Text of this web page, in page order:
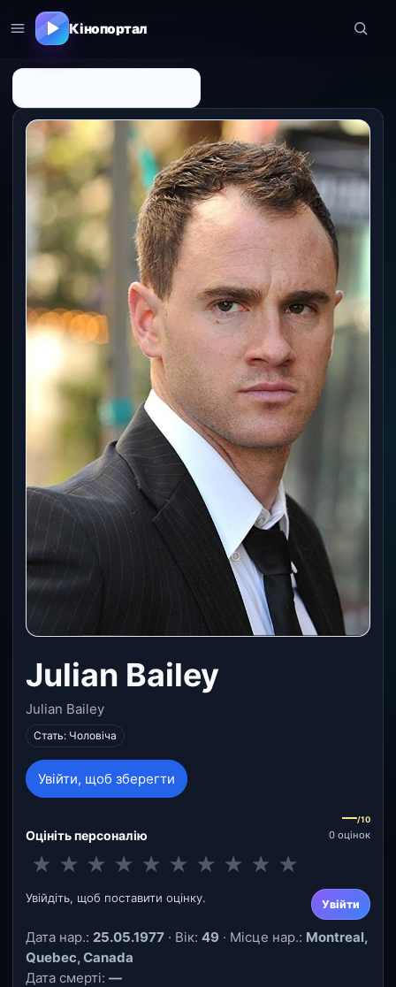
Кінопортал
Julian Bailey
Julian Bailey
Стать: Чоловіча
Увійти, щоб зберегти
Оцініть персоналію
—/10
0 оцінок
★ ★ ★ ★ ★ ★ ★ ★ ★ ★
Увійдіть, щоб поставити оцінку. Увійти
Дата нар.: 25.05.1977 · Вік: 49 · Місце нар.: Montreal,
Quebec, Canada
Дата смерті: —